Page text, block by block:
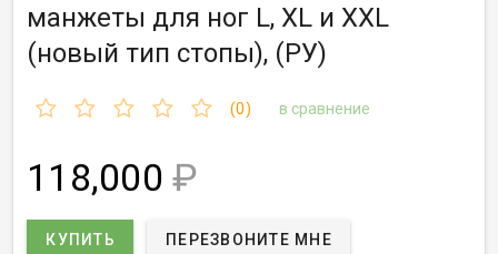
манжеты для ног L, XL и XXL
(новый тип стопы), (РУ)
(0) в сравнение
118,000 ₽
КУПИТЬ ПЕРЕЗВОНИТЕ МНЕ